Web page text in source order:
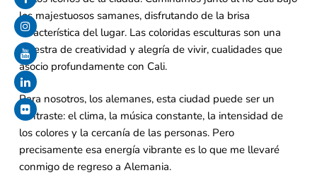
los majestuosos samanes, disfrutando de la brisa
característica del lugar. Las coloridas esculturas son una
muestra de creatividad y alegría de vivir, cualidades que
asocio profundamente con Cali.
Para nosotros, los alemanes, esta ciudad puede ser un
contraste: el clima, la música constante, la intensidad de
los colores y la cercanía de las personas. Pero
precisamente esa energía vibrante es lo que me llevaré
conmigo de regreso a Alemania.